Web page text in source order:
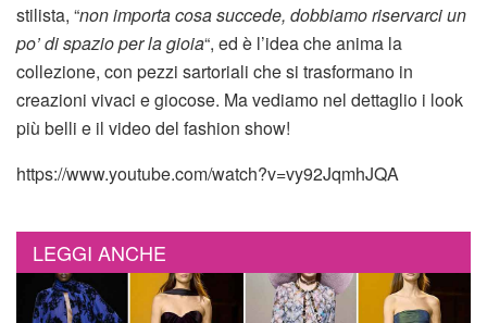
stilista, “non importa cosa succede, dobbiamo riservarci un
po’ di spazio per la gioia“, ed è l’idea che anima la
collezione, con pezzi sartoriali che si trasformano in
creazioni vivaci e giocose. Ma vediamo nel dettaglio i look
più belli e il video del fashion show!
https://www.youtube.com/watch?v=vy92JqmhJQA
LEGGI ANCHE